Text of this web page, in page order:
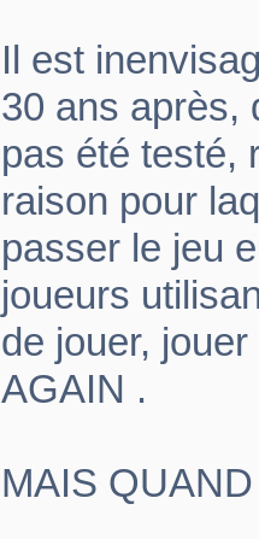
Il est
30 ans après,
pas été testé,
raison pour
passer le jeu
joueurs
de jouer,
AGAIN .
MAIS